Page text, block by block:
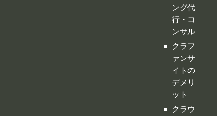
ング代
行・コ
ンサル
クラフ
ァンサ
イトの
デメリ
ット
クラウ